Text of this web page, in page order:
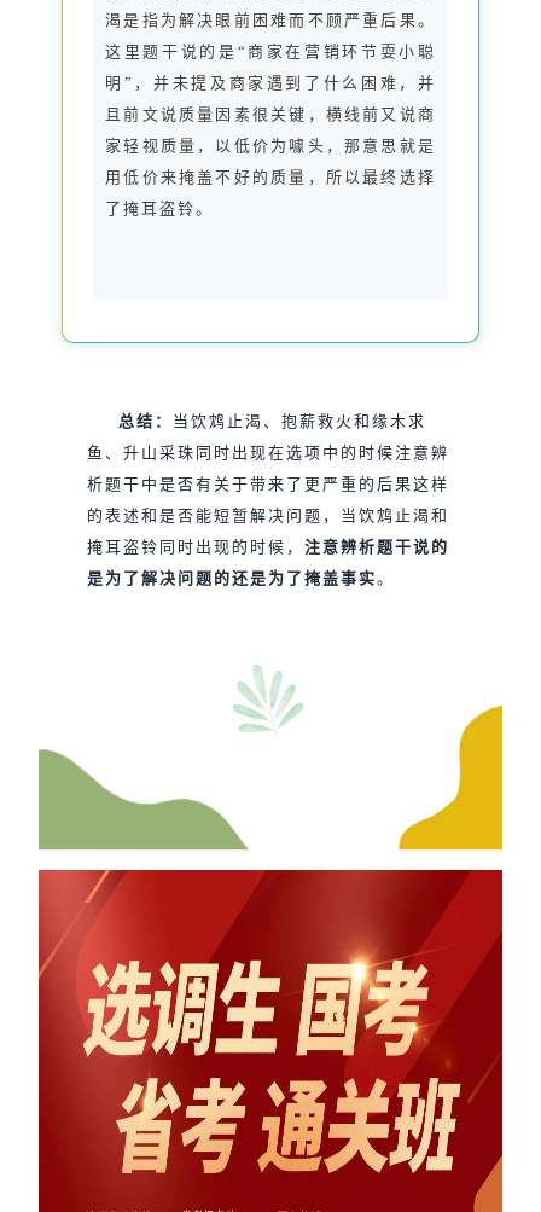
渴是指为解决眼前困难而不顾严重后果。
这里题干说的是“商家在营销环节耍小聪
明”，并未提及商家遇到了什么困难，并
且前文说质量因素很关键，横线前又说商
家轻视质量，以低价为噱头，那意思就是
用低价来掩盖不好的质量，所以最终选择
了掩耳盗铃。
总结： 当饮鸩止渴、抱薪救火和缘木求
鱼、升山采珠同时出现在选项中的时候注意辨
析题干中是否有关于带来了更严重的后果这样
的表述和是否能短暂解决问题，当饮鸩止渴和
掩耳盗铃同时出现的时候， 注意辨析题干说的
是为了解决问题的还是为了掩盖事实。